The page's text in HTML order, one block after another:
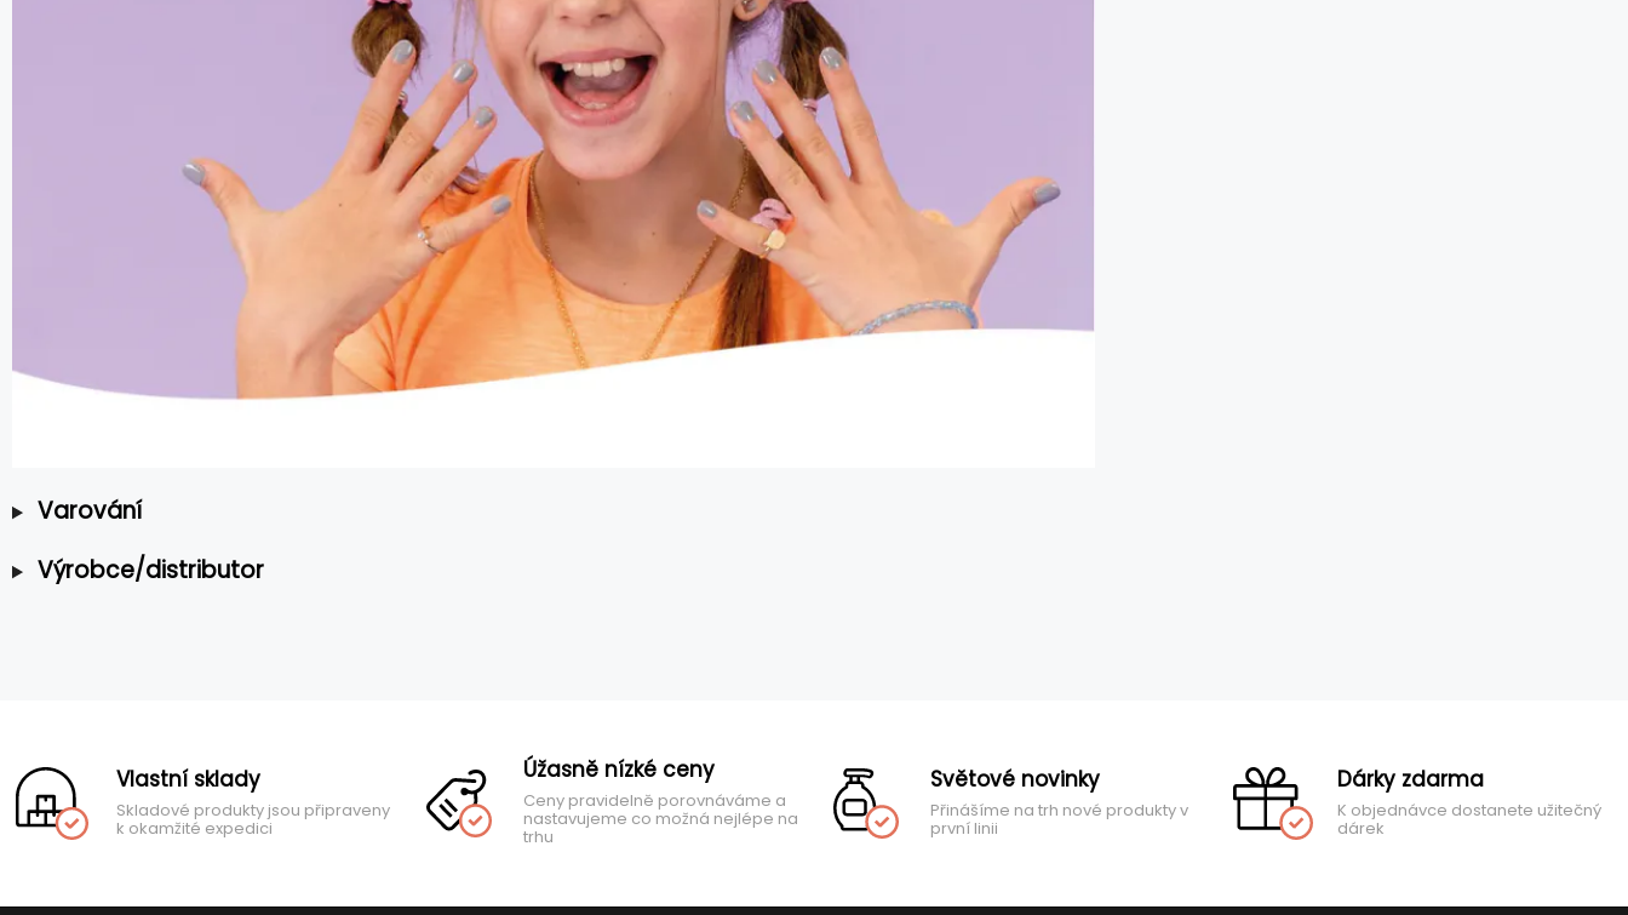
Varování
Výrobce/distributor
Vlastní sklady
Skladové produkty jsou připraveny
k okamžité expedici
Úžasně nízké ceny
Ceny pravidelně porovnáváme a
nastavujeme co možná nejlépe na
trhu
Světové novinky
Přinášíme na trh nové produkty v
první linii
Dárky zdarma
K objednávce dostanete užitečný
dárek